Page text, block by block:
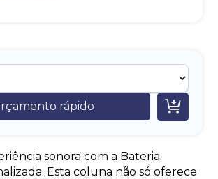
rápido 
sonora com a Bateria
Esta coluna não só oferece